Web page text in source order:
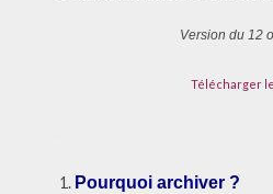
Version du 12
Télécharger
Pourquoi archiver ?